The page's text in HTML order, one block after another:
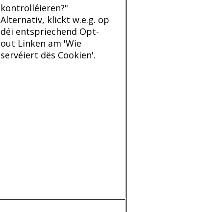
kontrolléieren?"
Alternativ, klickt w.e.g. op
déi entspriechend Opt-
out Linken am 'Wie
servéiert dës Cookien'.